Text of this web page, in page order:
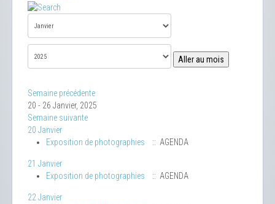
Aller au mois
Semaine précédente
20 - 26 Janvier, 2025
Semaine suivante
20 Janvier
Exposition de photographies
:: AGENDA
21 Janvier
Exposition de photographies
:: AGENDA
22 Janvier